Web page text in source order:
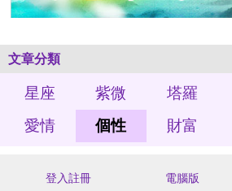
文章分類
星座 紫微 塔羅
愛情
個性 財富
登入註冊 電腦版